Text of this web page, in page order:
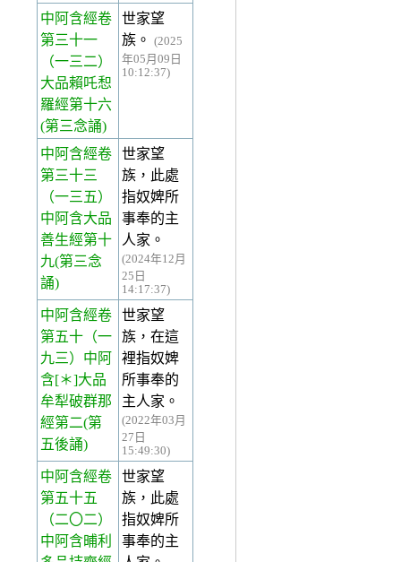
中阿含經卷
第三十一
（一三二）
大品賴吒惒
羅經第十六
(第三念誦)
世家望
族。
(2025
年05月09日
10:12:37)
中阿含經卷
第三十三
（一三五）
中阿含大品
善生經第十
九(第三念
誦)
世家望
族，此處
指奴婢所
事奉的主
人家。
(2024年12月
25日
14:17:37)
中阿含經卷
第五十 （一
九三）中阿
含[＊]大品
牟犁破群那
經第二(第
五後誦)
世家望
族，在這
裡指奴婢
所事奉的
主人家。
(2022年03月
27日
15:49:30)
中阿含經卷
第五十五
（二〇二）
中阿含晡利
世家望
族，此處
指奴婢所
事奉的主